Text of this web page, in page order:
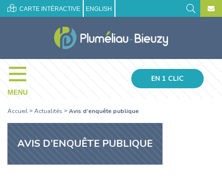
CARTE INTÉRACTIVE ENGLISH
MENU
EN 1 CLIC
Accueil > Actualités > Avis d’enquête publique
AVIS D’ENQUÊTE PUBLIQUE